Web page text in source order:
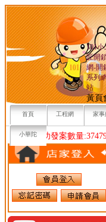
101小
匠開
網-開
系列
站
黃
首頁 工程網 家事
小華陀
目前已成功發案數量